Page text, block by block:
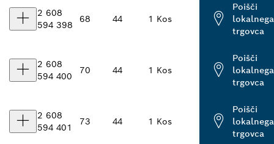
2 608
594 398
68 44 1 Kos
Poišči
lokalnega
trgovca
2 608
594 400
70 44 1 Kos
Poišči
lokalnega
trgovca
2 608
594 401
73 44 1 Kos
Poišči
lokalnega
trgovca